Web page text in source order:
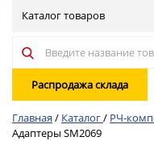
Каталог товаров
Распродажа склада
Главная / Каталог/ РЧ-
Адаптеры SM2069